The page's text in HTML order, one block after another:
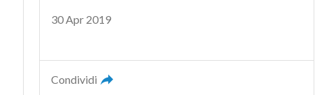
30 Apr 2019
Condividi